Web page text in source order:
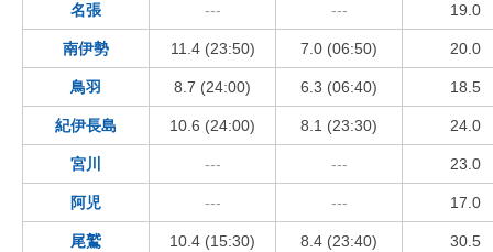
名張 --- --- 19.0
南伊勢 11.4 (23:50) 7.0 (06:50) 20.0
鳥羽 8.7 (24:00) 6.3 (06:40) 18.5
紀伊長島 10.6 (24:00) 8.1 (23:30) 24.0
宮川 --- --- 23.0
阿児 --- --- 17.0
尾鷲 10.4 (15:30) 8.4 (23:40) 30.5